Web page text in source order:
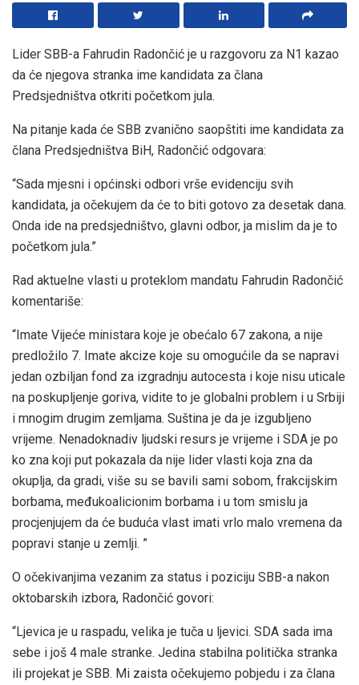
Lider SBB-a Fahrudin Radončić je u razgovoru za N1 kazao
da će njegova stranka ime kandidata za člana
Predsjedništva otkriti početkom jula.
Na pitanje kada će SBB zvanično saopštiti ime kandidata za
člana Predsjedništva BiH, Radončić odgovara:
“Sada mjesni i općinski odbori vrše evidenciju svih
kandidata, ja očekujem da će to biti gotovo za desetak dana.
Onda ide na predsjedništvo, glavni odbor, ja mislim da je to
početkom jula.”
Rad aktuelne vlasti u proteklom mandatu Fahrudin Radončić
komentariše:
“Imate Vijeće ministara koje je obećalo 67 zakona, a nije
predložilo 7. Imate akcize koje su omogućile da se napravi
jedan ozbiljan fond za izgradnju autocesta i koje nisu uticale
na poskupljenje goriva, vidite to je globalni problem i u Srbiji
i mnogim drugim zemljama. Suština je da je izgubljeno
vrijeme. Nenadoknadiv ljudski resurs je vrijeme i SDA je po
ko zna koji put pokazala da nije lider vlasti koja zna da
okuplja, da gradi, više su se bavili sami sobom, frakcijskim
borbama, međukoalicionim borbama i u tom smislu ja
procjenjujem da će buduća vlast imati vrlo malo vremena da
popravi stanje u zemlji. ”
O očekivanjima vezanim za status i poziciju SBB-a nakon
oktobarskih izbora, Radončić govori:
“Ljevica je u raspadu, velika je tuča u ljevici. SDA sada ima
sebe i još 4 male stranke. Jedina stabilna politička stranka
ili projekat je SBB. Mi zaista očekujemo pobjedu i za člana